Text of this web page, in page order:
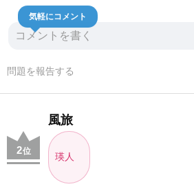
気軽にコメント
問題を報告する
風旅
瑛人
2位